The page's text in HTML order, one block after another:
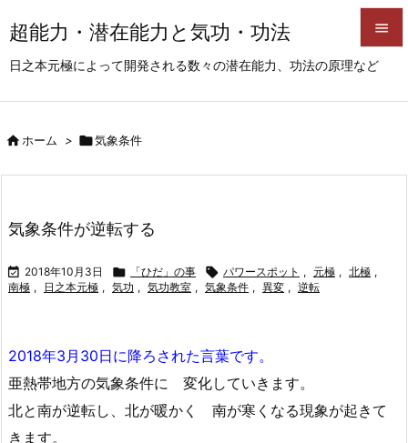
超能力・潜在能力と気功・功法
日之本元極によって開発される数々の潜在能力、功法の原理など


前へ
ホーム > 気象条件
気象条件が逆転する
 2018年10月3日  「ひだ」の事  パワースポット , 元極 , 北極 ,
南極 , 日之本元極 , 気功 , 気功教室 , 気象条件 , 異変 , 逆転
2018年3月30日に降ろされた言葉です。
亜熱帯地方の気象条件に 変化していきます。
北と南が逆転し、北が暖かく 南が寒くなる現象が起きて
きます。